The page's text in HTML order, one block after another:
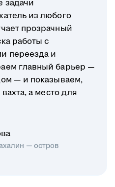
задачи
из любого
прозрачный
работы с
переезда и
главный барьер —
— и показываем,
а место для
— остров